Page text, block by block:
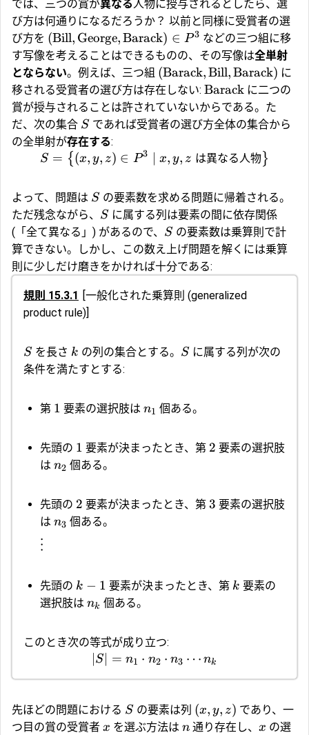
では、三つの賞が異なる人物に授与されるとしたら、選
び方は何通りになるだろうか？ 以前と同様に受賞者の選
び方を (Bill, George, Barack) ∈ P3 などの三つ組に移
す写像を考えることはできるものの、その写像は全単射
とならない。例えば、三つ組 (Barack,Bill, Barack) に
移される受賞者の選び方は存在しない: Barack に二つの
賞が授与されることは許されていないからである。た
だ、次の集合 S であれば受賞者の選び方全体の集合から
の全単射が存在する:
S = { (x, y, z) ∈ P3 x, y, z は異なる人物}
よって、問題は S の要素数を求める問題に帰着される。
ただ残念ながら、 S に属する列は要素の間に依存関係
(「全て異なる」) があるので、 S の要素数は乗算則で計
算できない。しかし、この数え上げ問題を解くには乗算
則に少しだけ磨きをかければ十分である:
規則 15.3.1 一般化された乗算則 (generalized
product rule)]
S を長さ k の列の集合とする。 S に属する列が次の
条件を満たすとする:
第 1 要素の選択肢は n1 個ある。
先頭の 1 要素が決まったとき、第 2 要素の選択肢
は n2 個ある。
先頭の 2 要素が決まったとき、第 3 要素の選択肢
は n3 個ある。
⋮
先頭の k − 1 要素が決まったとき、第 k 要素の
選択肢は nk 個ある。
このとき次の等式が成り立つ:
S = n1 ⋅ n2 ⋅ n3 ⋯ nk
先ほどの問題における S の要素は列 (x, y, z) であり、一
つ目の賞の受賞者 x を選ぶ方法は n 通り存在し、 x の選